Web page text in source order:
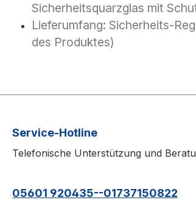
Sicherheitsquarzglas mit
Lieferumfang: Sicherheits-
des Produktes)
Service-Hotline
Telefonische Unterstützung und
05601 920435--01737150822